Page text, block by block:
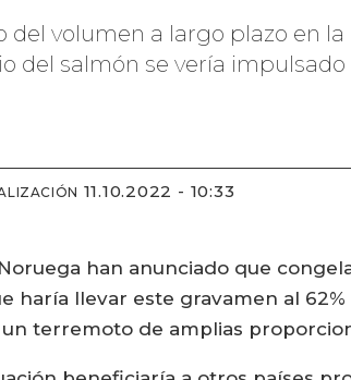
volumen a largo plazo en
del salmón se vería impulsado
11.10.2022 - 10:33
han anunciado que
haría llevar este gravamen al
terremoto de amplias